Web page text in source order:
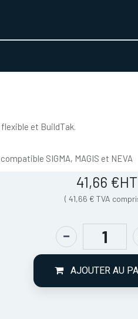
et BuildTak.
SIGMA, MAGIS et NEVA
41,66 €HT
(41,66 € TVA
AJOUTER AU